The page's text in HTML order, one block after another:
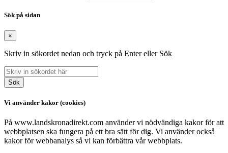
Sök på sidan
×
Skriv in sökordet nedan och tryck på Enter eller Sök
Sök
Vi använder kakor (cookies)
På www.landskronadirekt.com använder vi nödvändiga kakor för att
webbplatsen ska fungera på ett bra sätt för dig. Vi använder också
kakor för webbanalys så vi kan förbättra vår webbplats.